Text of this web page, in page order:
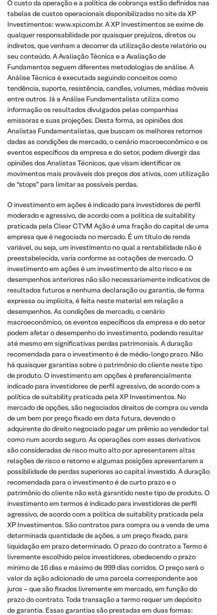
O custo da operação e a política de cobrança estão definidos nas
tabelas de custos operacionais disponibilizadas no site da XP
Investimentos: www.xpi.com.br. A XP Investimentos se exime de
qualquer responsabilidade por quaisquer prejuízos, diretos ou
indiretos, que venham a decorrer da utilização deste relatório ou
seu conteúdo. A Avaliação Técnica e a Avaliação de
Fundamentos seguem diferentes metodologias de análise. A
Análise Técnica é executada seguindo conceitos como
tendência, suporte, resistência, candles, volumes, médias móveis
entre outros. Já a Análise Fundamentalista utiliza como
informação os resultados divulgados pelas companhias
emissoras e suas projeções. Desta forma, as opiniões dos
Analistas Fundamentalistas, que buscam os melhores retornos
dadas as condições de mercado, o cenário macroeconômico e os
eventos específicos da empresa e do setor, podem divergir das
opiniões dos Analistas Técnicos, que visam identificar os
movimentos mais prováveis dos preços dos ativos, com utilização
de “stops” para limitar as possíveis perdas.
O investimento em ações é indicado para investidores de perfil
moderado e agressivo, de acordo com a política de suitability
praticada pela Clear CTVM Ação é uma fração do capital de uma
empresa que é negociada no mercado. É um título de renda
variável, ou seja, um investimento no qual a rentabilidade não é
preestabelecida, varia conforme as cotações de mercado. O
investimento em ações é um investimento de alto risco e os
desempenhos anteriores não são necessariamente indicativos de
resultados futuros e nenhuma declaração ou garantia, de forma
expressa ou implícita, é feita neste material em relação a
desempenhos. As condições de mercado, o cenário
macroeconômico, os eventos específicos da empresa e do setor
podem afetar o desempenho do investimento, podendo resultar
até mesmo em significativas perdas patrimoniais. A duração
recomendada para o investimento é de médio-longo prazo. Não
há quaisquer garantias sobre o patrimônio do cliente neste tipo
de produto. O investimento em opções é preferencialmente
indicado para investidores de perfil agressivo, de acordo com a
política de suitability praticada pela XP Investimentos. No
mercado de opções, são negociados direitos de compra ou venda
de um bem por preço fixado em data futura, devendo o
adquirente do direito negociado pagar um prêmio ao vendedor tal
como num acordo seguro. As operações com esses derivativos
são consideradas de risco muito alto por apresentarem altas
relações de risco e retorno e algumas posições apresentarem a
possibilidade de perdas superiores ao capital investido. A duração
recomendada para o investimento é de curto prazo e o
patrimônio do cliente não está garantido neste tipo de produto. O
investimento em termos é indicado para investidores de perfil
agressivo, de acordo com a política de suitability praticada pela
XP Investimentos. São contratos para compra ou a venda de uma
determinada quantidade de ações, a um preço fixado, para
liquidação em prazo determinado. O prazo do contrato a Termo é
livremente escolhido pelos investidores, obedecendo o prazo
mínimo de 16 dias e máximo de 999 dias corridos. O preço será o
valor da ação adicionado de uma parcela correspondente aos
juros – que são fixados livremente em mercado, em função do
prazo do contrato. Toda transação a termo requer um depósito
de garantia. Essas garantias são prestadas em duas formas: